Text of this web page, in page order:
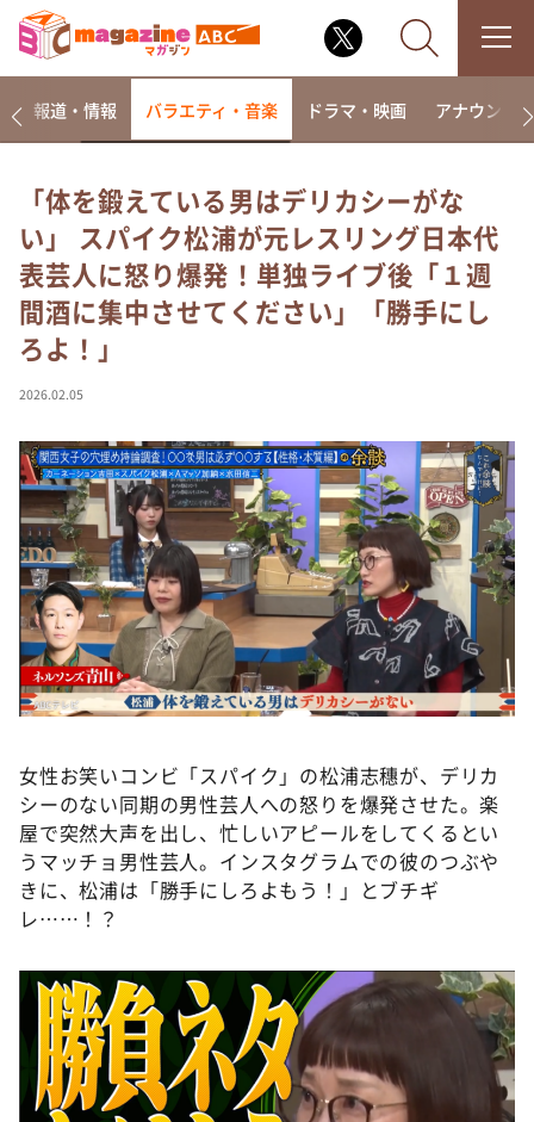
なるみ・岡村の過ぎるTV
相席食堂
これ余談なんですけど・・・
～人生密着トークバラエティ！～ やすとものいたっ
て真剣です
news おかえり
河合＆A.B.C-Z塚田×福井アナ「なんでやねん！？」
（news おかえり）
DAIGOも台所 ～きょうの献立 何にする？～
本日はダイアンなり！シーズン２
朝だ！生です旅サラダ
教えて！ニュースライブ 正義のミカタ
ＬＩＦＥ～夢のカタチ～
ポツンと一軒家
ザキ山小屋本館
ぺこぱのまるスポ
アナ回覧板
報道・情報 バラエティ・音楽 ドラマ・映画 アナウンサー
「体を鍛えている男はデリカシーがな
い」 スパイク松浦が元レスリング日本代
表芸人に怒り爆発！単独ライブ後「１週
間酒に集中させてください」「勝手にし
ろよ！」
2026.02.05
女性お笑いコンビ「スパイク」の松浦志穗が、デリカ
シーのない同期の男性芸人への怒りを爆発させた。楽
屋で突然大声を出し、忙しいアピールをしてくるとい
うマッチョ男性芸人。インスタグラムでの彼のつぶや
きに、松浦は「勝手にしろよもう！」とブチギ
レ……！？